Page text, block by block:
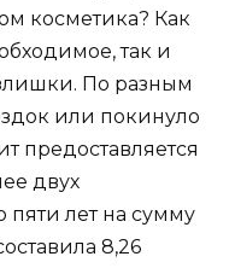
косметика? Как
так и
По разным
или покинуло
предоставляется
двух
лет на сумму
8,26